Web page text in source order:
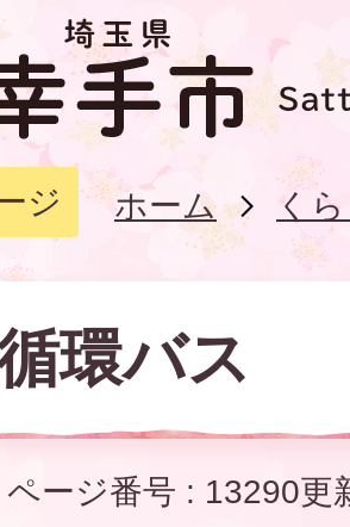
ジ ホーム く
環バス
ページ番号 : 13290更